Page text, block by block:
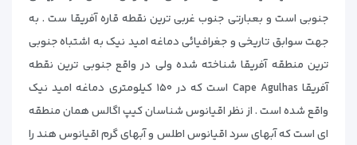
جنوبی است و بعبارتی جنوب غربی ترین نقطه قاره آفریقا ست . به
جهت سوابق تاریخی و جغرافیائی دماغه امید نیک به اشتباه جنوبی
ترین منطقه آفریقا شناخته شده ولی در واقع جنوبی ترین نقطه
آفریقا Cape Agulhas است که در ۱۵۰ کیلومتری دماغه امید نیک
واقع شده است . از نظر اقیانوس شناسان کیپ اگالس همان منطقه
ای است که آبهای سرد اقیانوس اطلس و آبهای گرم اقیانوس هند را